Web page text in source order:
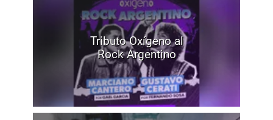
Tributo Oxígeno al
Rock Argentino